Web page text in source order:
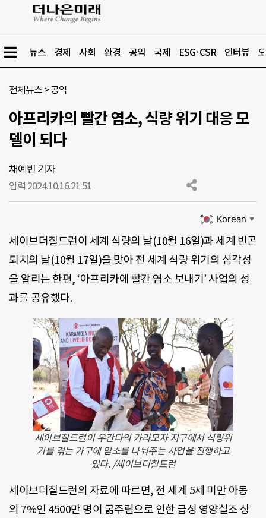
뉴스 경제 사회 환경 공익 국제 ESG·CSR 인터뷰
전체뉴스 >공익
아프리카의 빨간 염소, 식량 위기 대응 모
델이 되다
채예빈 기자
입력 2024.10.16.21:51
Korean ▼
세이브더칠드런이 세계 식량의 날(10월 16일)과 세계 빈곤
퇴치의 날(10월 17일)을 맞아 전 세계 식량 위기의 심각성
을 알리는 한편, ‘아프리카에 빨간 염소 보내기’ 사업의 성
과를 공유했다.
세이브칠드런이 우간다의 카라모자 지구에서 식량위
기를 겪는 가구에 염소를 나눠주는 사업을 진행하고
있다. /세이브더칠드런
세이브더칠드런의 자료에 따르면, 전 세계 5세 미만 아동
의 7%인 4500만 명이 굶주림으로 인한 급성 영양실조 상